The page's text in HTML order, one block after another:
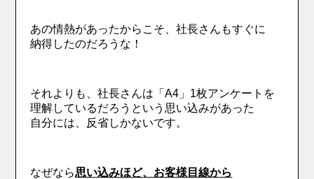
あの情熱があったからこそ、社長さんもすぐに
納得したのだろうな！
それよりも、社長さんは「A4」1枚アンケートを
理解しているだろうという思い込みがあった
自分には、反省しかないです。
なぜなら思い込みほど、お客様目線から